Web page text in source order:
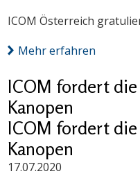
ICOM Österreich
Mehr erfahren
ICOM fordert die
Kanopen
ICOM fordert die
Kanopen
17.07.2020